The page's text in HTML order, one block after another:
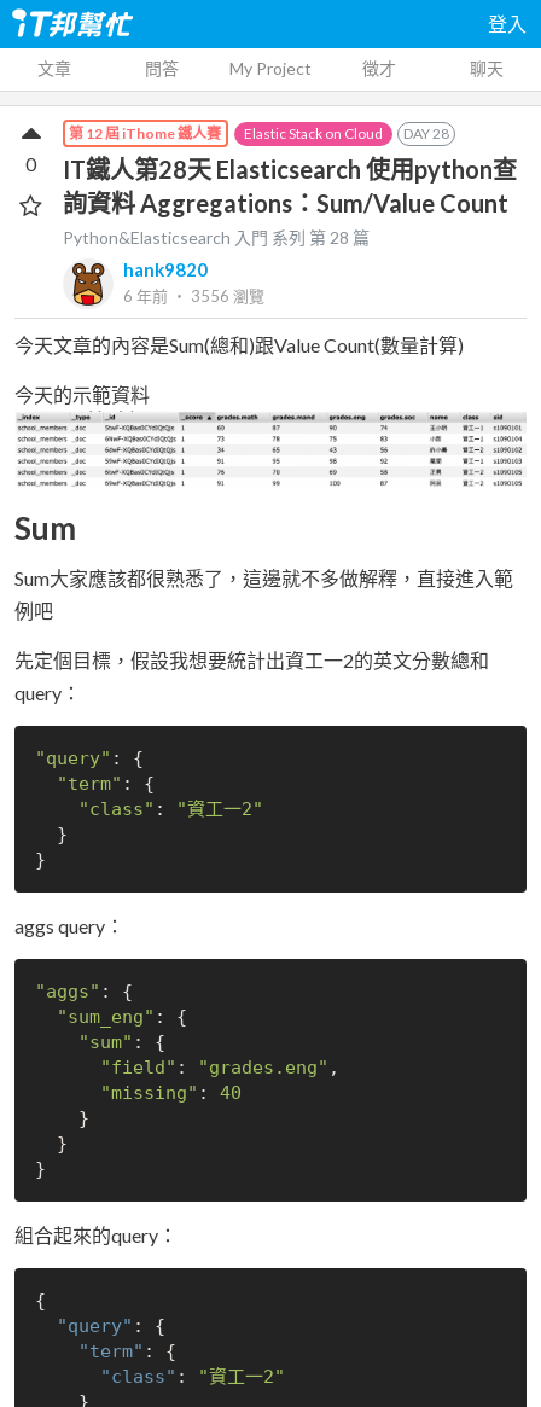
登入
文章 問答 My Project 徵才 聊天
第 12 屆 iThome 鐵人賽 Elastic Stack on Cloud DAY28
IT鐵人第28天 Elasticsearch 使用python查
詢資料 Aggregations：Sum/Value Count
Python&Elasticsearch 入門 系列 第28 篇
hank9820
6 年前 ‧ 3556 瀏覽
0
今天文章的內容是Sum(總和)跟Value Count(數量計算)
今天的示範資料
Sum
Sum大家應該都很熟悉了，這邊就不多做解釋，直接進入範
例吧
先定個目標，假設我想要統計出資工一2的英文分數總和
query：
"query" : {
"term" : {
"class" :
"資工一2"
aggs query：
"aggs" : {
"sum_eng" : {
"sum" : {
"field" : "grades.eng" ,
"missing" : 40
組合起來的query：
{
"query" : {
"term" : {
"class" :
"資工一2"